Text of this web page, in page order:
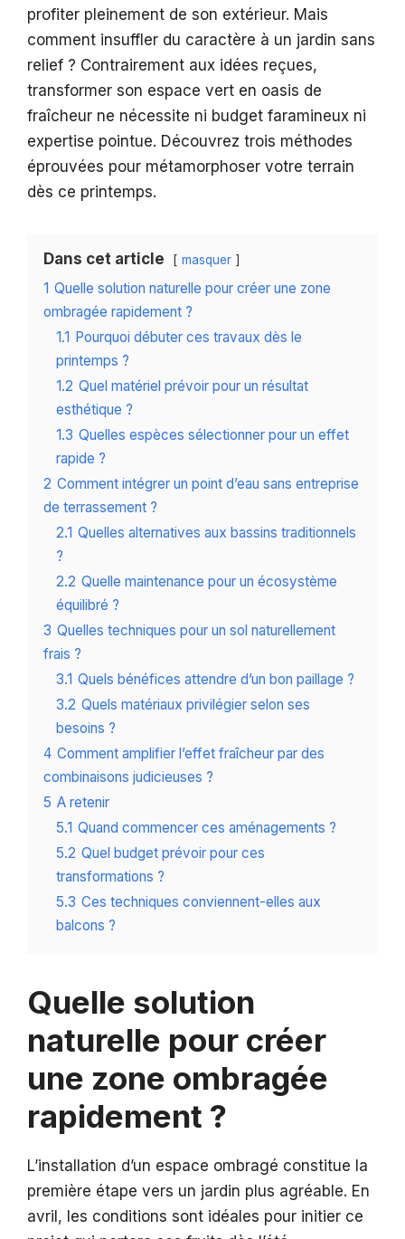
profiter pleinement de son extérieur. Mais
comment insuffler du caractère à un jardin sans
relief ? Contrairement aux idées reçues,
transformer son espace vert en oasis de
fraîcheur ne nécessite ni budget faramineux ni
expertise pointue. Découvrez trois méthodes
éprouvées pour métamorphoser votre terrain
dès ce printemps.
Dans cet article masquer
1 Quelle solution naturelle pour créer une zone
ombragée rapidement ?
1.1 Pourquoi débuter ces travaux dès le
printemps ?
1.2 Quel matériel prévoir pour un résultat
esthétique ?
1.3 Quelles espèces sélectionner pour un effet
rapide ?
2 Comment intégrer un point d’eau sans entreprise
de terrassement ?
2.1 Quelles alternatives aux bassins traditionnels
?
2.2 Quelle maintenance pour un écosystème
équilibré ?
3 Quelles techniques pour un sol naturellement
frais ?
3.1 Quels bénéfices attendre d’un bon paillage ?
3.2 Quels matériaux privilégier selon ses
besoins ?
4 Comment amplifier l’effet fraîcheur par des
combinaisons judicieuses ?
5 A retenir
5.1 Quand commencer ces aménagements ?
5.2 Quel budget prévoir pour ces
transformations ?
5.3 Ces techniques conviennent-elles aux
balcons ?
Quelle solution
naturelle pour créer
une zone ombragée
rapidement ?
L’installation d’un espace ombragé constitue la
première étape vers un jardin plus agréable. En
avril, les conditions sont idéales pour initier ce